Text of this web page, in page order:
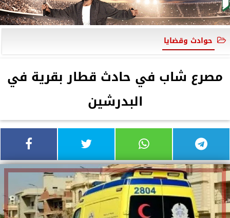
حوادث وقضايا
مصرع شاب في حادث قطار بقرية في
البدرشين